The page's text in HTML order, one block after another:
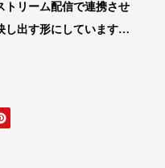
トリーム配信で連携させ
し出す形にしています…